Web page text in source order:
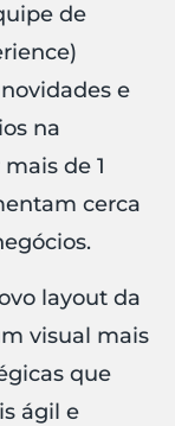
de
e
na
de 1
cerca
layout da
visual mais
que
ágil e